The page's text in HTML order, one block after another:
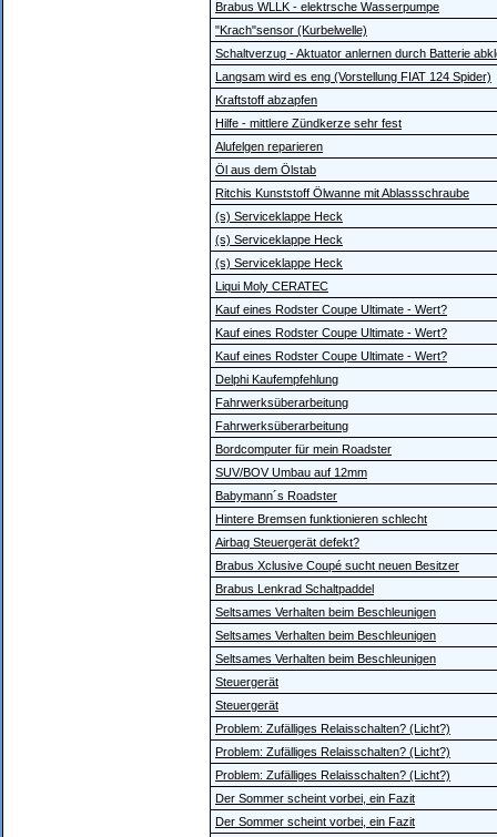
Brabus WLLK - elektrsche Wasserpumpe
"Krach"sensor (Kurbelwelle)
Schaltverzug - Aktuator anlernen durch Batterie
Langsam wird es eng (Vorstellung FIAT 124 Spider)
Kraftstoff abzapfen
Hilfe - mittlere Zündkerze sehr fest
Alufelgen reparieren
Öl aus dem Ölstab
Ritchis Kunststoff Ölwanne mit Ablassschraube
(s) Serviceklappe Heck
(s) Serviceklappe Heck
(s) Serviceklappe Heck
Liqui Moly CERATEC
Kauf eines Rodster Coupe Ultimate - Wert?
Kauf eines Rodster Coupe Ultimate - Wert?
Kauf eines Rodster Coupe Ultimate - Wert?
Delphi Kaufempfehlung
Fahrwerksüberarbeitung
Fahrwerksüberarbeitung
Bordcomputer für mein Roadster
SUV/BOV Umbau auf 12mm
Babymann´s Roadster
Hintere Bremsen funktionieren schlecht
Airbag Steuergerät defekt?
Brabus Xclusive Coupé sucht neuen Besitzer
Brabus Lenkrad Schaltpaddel
Seltsames Verhalten beim Beschleunigen
Seltsames Verhalten beim Beschleunigen
Seltsames Verhalten beim Beschleunigen
Steuergerät
Steuergerät
Problem: Zufälliges Relaisschalten? (Licht?)
Problem: Zufälliges Relaisschalten? (Licht?)
Problem: Zufälliges Relaisschalten? (Licht?)
Der Sommer scheint vorbei, ein Fazit
Der Sommer scheint vorbei, ein Fazit